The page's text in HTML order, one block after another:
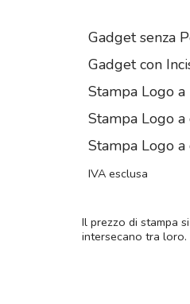
Gadget senza
Gadget con
Stampa Logo
Stampa Logo
Stampa Logo
IVA esclusa
Il prezzo di stampa
intersecano tra loro.